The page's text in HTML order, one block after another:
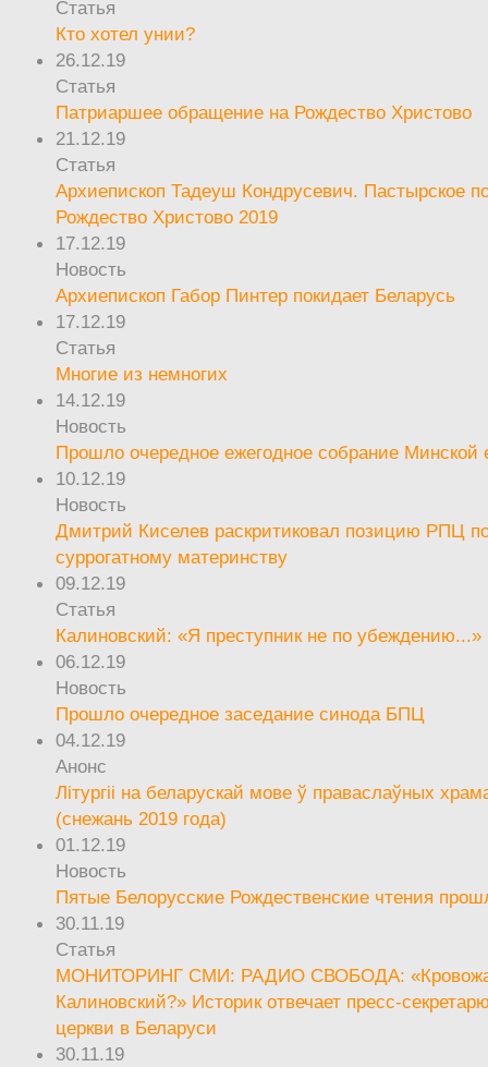
Статья
Кто хотел унии?
26.12.19
Статья
Патриаршее обращение на Рождество Христово
21.12.19
Статья
Архиепископ Тадеуш Кондрусевич. Пастырское
Рождество Христово 2019
17.12.19
Новость
Архиепископ Габор Пинтер покидает Беларусь
17.12.19
Статья
Многие из немногих
14.12.19
Новость
Прошло очередное ежегодное собрание
10.12.19
Новость
Дмитрий Киселев раскритиковал позицию РПЦ
суррогатному материнству
09.12.19
Статья
Калиновский: «Я преступник не по убеждению...»
06.12.19
Новость
Прошло очередное заседание синода БПЦ
04.12.19
Анонс
Літургіі на беларускай мове ў праваслаўных
(снежань 2019 года)
01.12.19
Новость
Пятые Белорусские Рождественские чтения
30.11.19
Статья
МОНИТОРИНГ СМИ: РАДИО СВОБОДА:
Калиновский?» Историк отвечает пресс-
церкви в Беларуси
30.11.19